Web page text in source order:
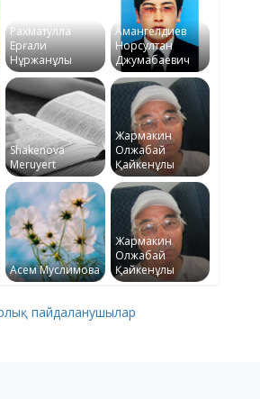
Рахматулла
Ерғали
Нұржанұлы
Амангелдиев
Норсултан
Джумабаевич
Shakenova
Meruyert
Жармакин
Олжабай
Қайкенұлы
Асем Муслимова
Жармакин
Олжабай
Қайкенұлы
пайдаланушылар